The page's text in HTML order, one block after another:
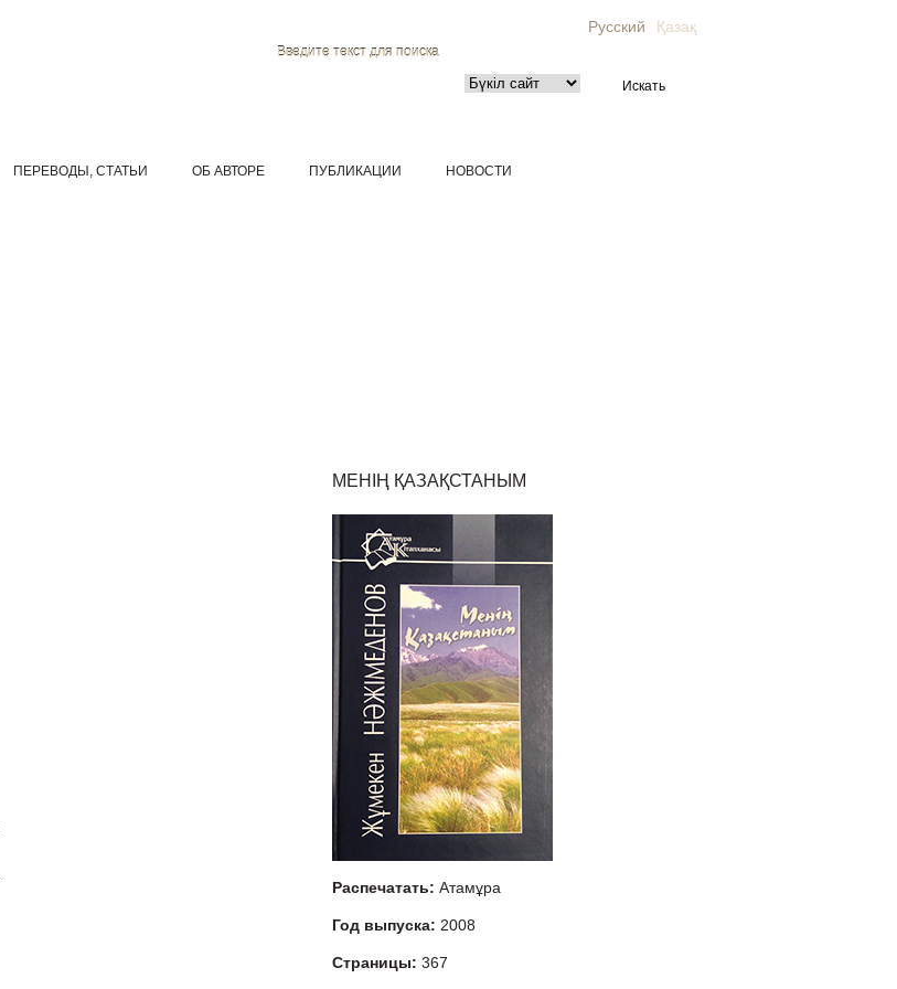
Русский Қазақ
Введите текст для поиска
ПЕРЕВОДЫ, СТАТЬИ ОБ АВТОРЕ ПУБЛИКАЦИИ НОВОСТИ
МЕНІҢ ҚАЗАҚСТАНЫМ
Распечатать: Атамұра
Год выпуска: 2008
Страницы: 367